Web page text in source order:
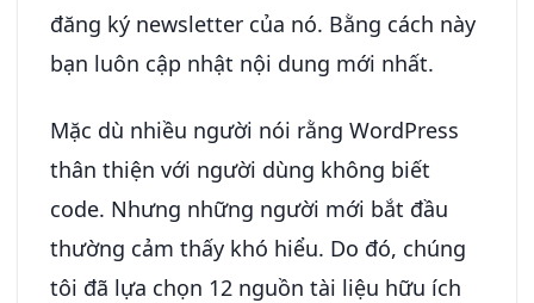
đăng ký newsletter của nó. Bằng cách này
bạn luôn cập nhật nội dung mới nhất.
Mặc dù nhiều người nói rằng WordPress
thân thiện với người dùng không biết
code. Nhưng những người mới bắt đầu
thường cảm thấy khó hiểu. Do đó, chúng
tôi đã lựa chọn 12 nguồn tài liệu hữu ích